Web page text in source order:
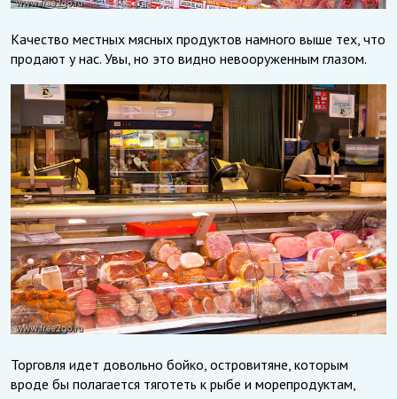
Качество местных мясных продуктов намного выше тех, что
продают у нас. Увы, но это видно невооруженным глазом.
Торговля идет довольно бойко, островитяне, которым
вроде бы полагается тяготеть к рыбе и морепродуктам,